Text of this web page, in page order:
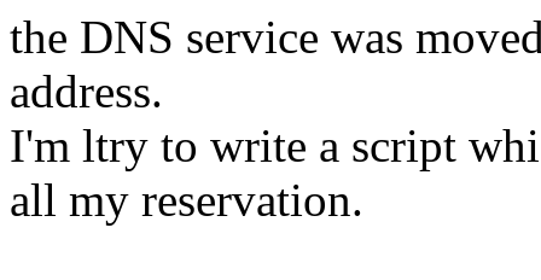
the DNS service was
address.
I'm ltry to write a script
all my reservation.